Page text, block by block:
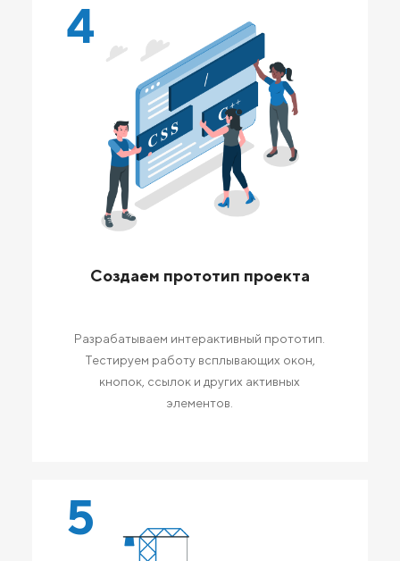
4
Создаем прототип проекта
Разрабатываем интерактивный прототип.
Тестируем работу всплывающих окон,
кнопок, ссылок и других активных
элементов.
5